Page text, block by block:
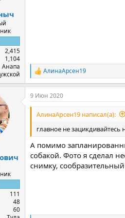
2,415
1,104
Анапа
Р
е
а
к
ц
и
АлинаАрсен19
111
48
60
9 Июн 2020
АлинаАрсен19 написал(а):
главное не
А помимо
собакой. Фото я сделал
снимку,